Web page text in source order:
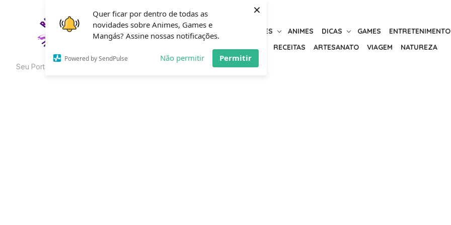
Quer ficar por dentro de todas as
novidades sobre Animes, Games e
Mangás? Assine nossas notificações.
Powered by SendPulse Não permitir Permitir
×
Seu Portal de Curiosidades
HOME CURIOSIDADES ANIMES DICAS GAMES
ENTRETENIMENTO
BELEZA
RECEITAS ARTESANATO VIAGEM NATUREZA